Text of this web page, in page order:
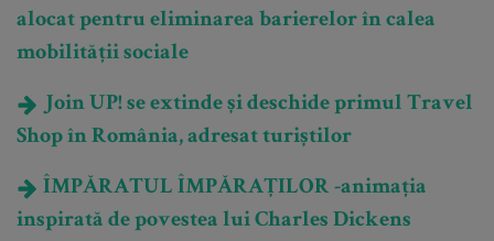
alocat pentru eliminarea barierelor în calea
mobilității sociale
Join UP! se extinde și deschide primul Travel
Shop în România, adresat turiștilor
ÎMPĂRATUL ÎMPĂRAȚILOR -animația
inspirată de povestea lui Charles Dickens